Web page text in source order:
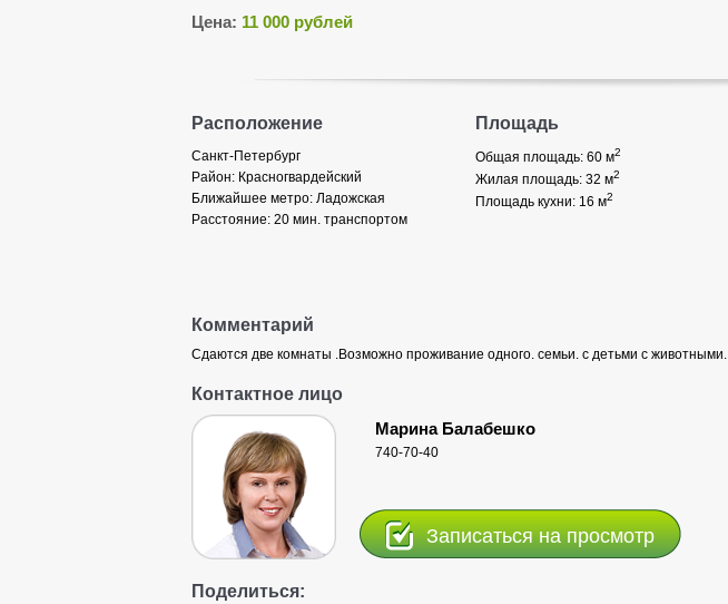
Цена: 11 000 рублей
Расположение
Санкт-Петербург
Район: Красногвардейский
Ближайшее метро: Ладожская
Расстояние: 20 мин. транспортом
Площадь
Общая площадь: 60 м2
Жилая площадь: 32 м2
Площадь кухни: 16 м2
Комментарий
Сдаются две комнаты .Возможно проживание одного. семьи. с детьми с животными.
Контактное лицо
Марина Балабешко
740-70-40
Записаться на просмотр
Поделиться: